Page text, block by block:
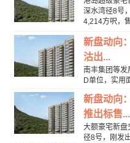
深水湾径8号
4,214方呎，
新盘动向
沽出...
南丰集团等
D单位，实用
新盘动向
推出标售...
大额豪宅新盘
径8号，刚发